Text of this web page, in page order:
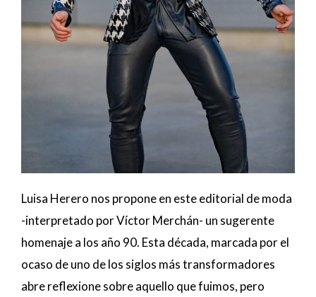
Luisa Herero nos propone en este editorial de moda
-interpretado por Víctor Merchán- un sugerente
homenaje a los año 90. Esta década, marcada por el
ocaso de uno de los siglos más transformadores
abre reflexione sobre aquello que fuimos, pero